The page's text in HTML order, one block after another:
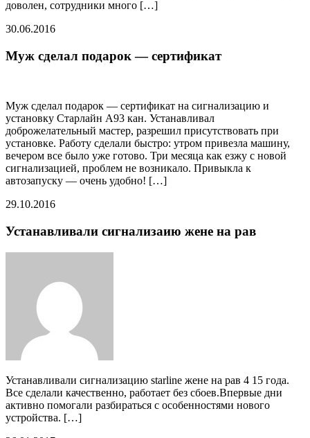
доволен, сотрудники много […]
30.06.2016
Муж сделал подарок — сертификат
Муж сделал подарок — сертификат на сигнализацию и
установку Старлайн А93 кан. Устанавливал
доброжелательный мастер, разрешил присутствовать при
установке. Работу сделали быстро: утром привезла машину,
вечером все было уже готово. Три месяца как езжу с новой
сигнализацией, проблем не возникало. Привыкла к
автозапуску — очень удобно! […]
29.10.2016
Устанавливали сигнализаию жене на рав
Устанавливали сигнализацию starline жене на рав 4 15 года.
Все сделали качественно, работает без сбоев.Впервые дни
активно помогали разбираться с особенностями нового
устройства. […]